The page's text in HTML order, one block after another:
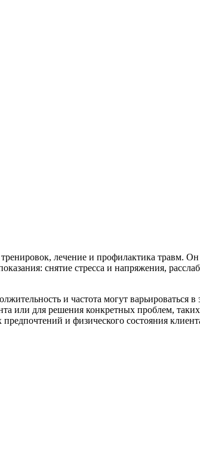
лечение и профилактика травм.
снятие стресса и напряжения,
и частота могут варьироваться
или для решения конкретных проблем,
и физического состояния